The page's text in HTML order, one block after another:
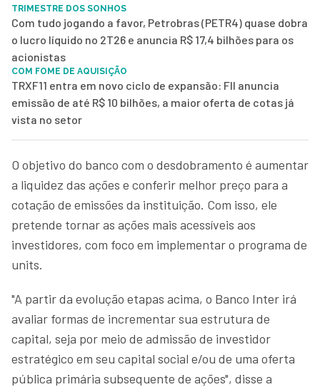
TRIMESTRE DOS SONHOS
Com tudo jogando a favor, Petrobras (PETR4) quase dobra
o lucro líquido no 2T26 e anuncia R$ 17,4 bilhões para os
acionistas
COM FOME DE AQUISIÇÃO
TRXF11 entra em novo ciclo de expansão: FII anuncia
emissão de até R$ 10 bilhões, a maior oferta de cotas já
vista no setor
O objetivo do banco com o desdobramento é aumentar
a liquidez das ações e conferir melhor preço para a
cotação de emissões da instituição. Com isso, ele
pretende tornar as ações mais acessíveis aos
investidores, com foco em implementar o programa de
units.
"A partir da evolução etapas acima, o Banco Inter irá
avaliar formas de incrementar sua estrutura de
capital, seja por meio de admissão de investidor
estratégico em seu capital social e/ou de uma oferta
pública primária subsequente de ações", disse a